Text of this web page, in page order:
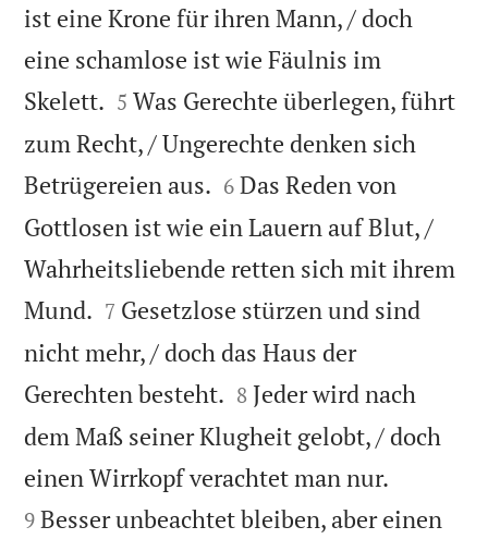
ist eine Krone für ihren Mann, / doch
eine schamlose ist wie Fäulnis im
Skelett. 

5 Was Gerechte überlegen, führt
zum Recht, / Ungerechte denken sich
Betrügereien aus. 

6 Das Reden von
Gottlosen ist wie ein Lauern auf Blut, /
Wahrheitsliebende retten sich mit ihrem
Mund. 

7 Gesetzlose stürzen und sind
nicht mehr, / doch das Haus der
Gerechten besteht. 

8 Jeder wird nach
dem Maß seiner Klugheit gelobt, / doch
einen Wirrkopf verachtet man nur.
9 Besser unbeachtet bleiben, aber einen